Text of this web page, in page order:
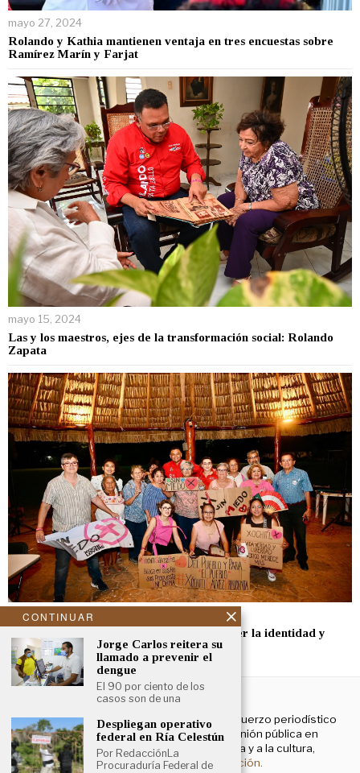
mayo 27, 2024
Rolando y Kathia mantienen ventaja en tres encuestas sobre
Ramírez Marín y Farjat
mayo 15, 2024
Las y los maestros, ejes de la transformación social: Rolando
Zapata
mayo 13, 2024
Rolando Zapata hace un llamado a defender la identidad y
democracia
El Cronista Yucatán es un esfuerzo periodístico
enfocado a contribuir a la opinión pública en
temas que atañen a la política y a la cultura,
principalmente.Más información.
CONTINUAR
Jorge Carlos reitera su
llamado a prevenir el
dengue
El 90 por ciento de los
casos son de una
Despliegan operativo
federal en Ría Celestún
Por RedacciónLa
Procuraduría Federal de